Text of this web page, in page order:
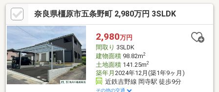
修)、キッチン、ユニットバス、洗面台、トイレ交換、1F床改修
(下地からやり直し)、1F天井改修、間取り変更(キッチン移動、
LDK拡張、UB移動サイズUP、洗面脱衣室移動、ウォークインクロ
ーゼット新設等大手メーカー施行の安心構造と、新生活を彩る最
新設備をぜひ現地でご体感ください。☆オープンハウス・イベン
ト情報もご覧ください☆
奈良県橿原市五条野町 2,980万円 3SLDK
2,980万円
間取り 3SLDK
建物面積98.82m2
土地面積141.25m2
築年月 2024年12月(築1年9ヶ月)
近鉄吉野線 岡寺駅 徒歩9分
その他の交通